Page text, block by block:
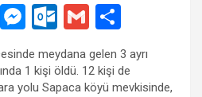
W M
es
se
O
ut
lo
G
m
ail
h
ar
meydana gelen 3 ayrı
1 kişi öldü. 12 kişi de
yolu Sapaca köyü mevkisinde,